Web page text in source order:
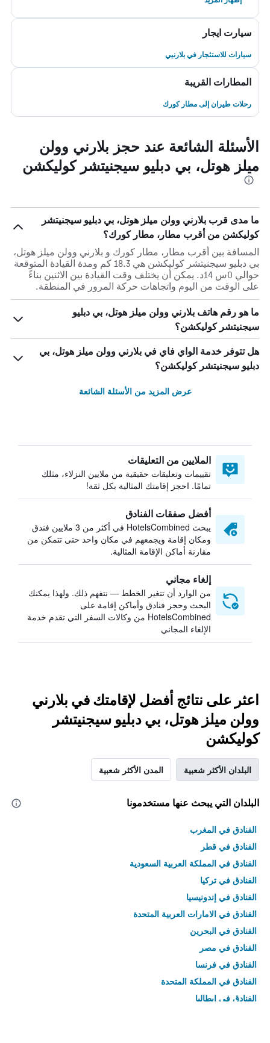
سيارت ايجار
سيارات للاستئجار في بلارنيي
المطارات القريبة
رحلات طيران إلى مطار كورك
الأسئلة الشائعة عند حجز بلارني وولن
ميلز هوتل، بي دبليو سيجنيتشر كوليكشن
ما مدى قرب بلارني وولن ميلز هوتل، بي دبليو سيجنيتشر
كوليكشن من أقرب مطار، مطار كورك؟
المسافة بين أقرب مطار، مطار كورك و بلارني وولن ميلز هوتل،
بي دبليو سيجنيتشر كوليكشن هي 18.3 كم ومدة القيادة المتوقعة
حوالي 0س 14د. يمكن أن يختلف وقت القيادة بين الاثنين بناءً
على الوقت من اليوم واتجاهات حركة المرور في المنطقة.
ما هو رقم هاتف بلارني وولن ميلز هوتل، بي دبليو
سيجنيتشر كوليكشن؟
هل تتوفر خدمة الواي فاي في بلارني وولن ميلز هوتل، بي
دبليو سيجنيتشر كوليكشن؟
عرض المزيد من الأسئلة الشائعة
الملايين من التعليقات
تقييمات وتعليقات حقيقية من ملايين النزلاء، مثلك
تمامًا. احجز إقامتك المثالية بكل ثقة!
أفضل صفقات الفنادق
يبحث HotelsCombined في أكثر من 3 ملايين فندق
ومكان إقامة ويجمعهم في مكان واحد حتى تتمكن من
مقارنة أماكن الإقامة المثالية.
إلغاء مجاني
من الوارد أن تتغير الخطط — نتفهم ذلك. ولهذا يمكنك
البحث وحجز فنادق وأماكن إقامة على
HotelsCombined من وكالات السفر التي تقدم خدمة
الإلغاء المجاني
اعثر على نتائج أفضل لإقامتك في بلارني
وولن ميلز هوتل، بي دبليو سيجنيتشر
كوليكشن
البلدان الأكثر شعبية المدن الأكثر شعبية
البلدان التي يبحث عنها مستخدمونا
الفنادق في المغرب
الفنادق في قطر
الفنادق في المملكة العربية السعودية
الفنادق في تركيا
الفنادق في إندونيسيا
الفنادق في الامارات العربية المتحدة
الفنادق في البحرين
الفنادق في مصر
الفنادق في فرنسا
الفنادق في المملكة المتحدة
الفنادق في إيطاليا